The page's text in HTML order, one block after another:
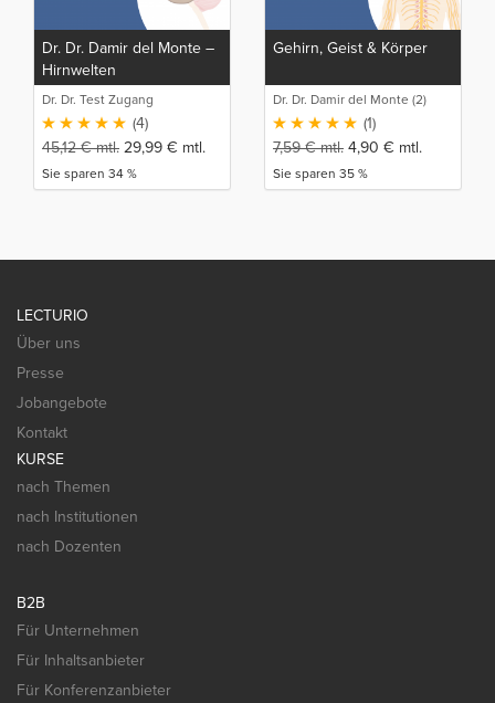
Dr. Dr. Damir del Monte –
Hirnwelten
Dr. Dr. Test Zugang
(4)
45,12€mtl. 29,99 € mtl.
Sie sparen 34 %
Gehirn, Geist & Körper
Dr. Dr. Damir del Monte (2)
(1)
7,59€mtl. 4,90 € mtl.
Sie sparen 35 %
LECTURIO
Über uns
Presse
Jobangebote
Kontakt
KURSE
nach Themen
nach Institutionen
nach Dozenten
B2B
Für Unternehmen
Für Inhaltsanbieter
Für Konferenzanbieter